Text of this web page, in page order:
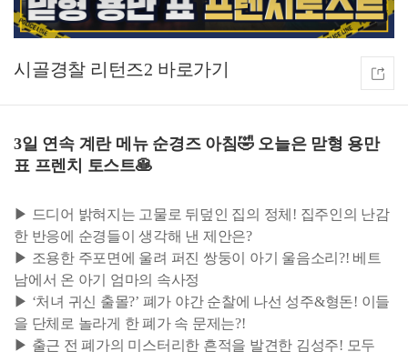
시골경찰 리턴즈2
3일 연속 계란 메뉴 순경즈 아침🤣 오늘은 맏형 용만
표 프렌치 토스트🥞
▶ 드디어 밝혀지는 고물로 뒤덮인 집의 정체! 집주인의 난감
한 반응에 순경들이 생각해 낸 제안은?
▶ 조용한 주포면에 울려 퍼진 쌍둥이 아기 울음소리?! 베트
남에서 온 아기 엄마의 속사정
▶ ‘처녀 귀신 출몰?’ 폐가 야간 순찰에 나선 성주&형돈! 이들
을 단체로 놀라게 한 폐가 속 문제는?!
▶ 출근 전 폐가의 미스터리한 흔적을 발견한 김성주! 모두